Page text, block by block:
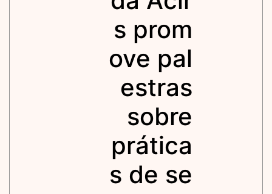
s prom
ove pal
estras
sobre
prática
s de se